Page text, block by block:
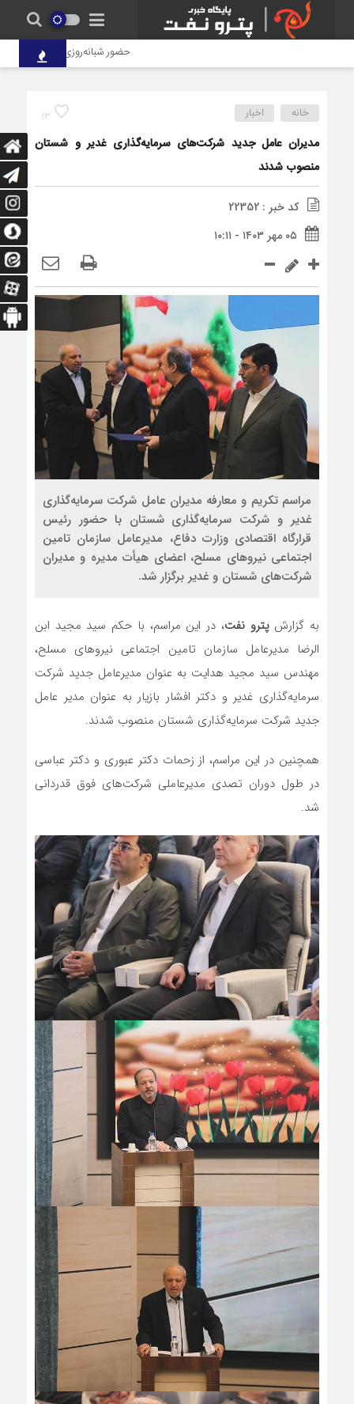
حضور شبانه‌روزی کارکنان
13 خانه اخبار
مدیران عامل جدید شرکت‌های سرمایه‌گذاری غدیر و شستان
منصوب شدند
کد خبر : 22352
۰۵ مهر ۱۴۰۳ - ۱۰:۱۱
مراسم تکریم و معارفه مدیران عامل شرکت سرمایه‌گذاری
غدیر و شرکت سرمایه‌گذاری شستان با حضور رئیس
قرارگاه اقتصادی وزارت دفاع، مدیرعامل سازمان تامین
اجتماعی نیروهای مسلح، اعضای هیأت مدیره و مدیران
شرکت‌های شستان و غدیر برگزار شد.
به گزارشپترو نفت، در این مراسم، با حکم سید مجید ابن
الرضا مدیرعامل سازمان تامین اجتماعی نیروهای مسلح،
مهندس سید مجید هدایت به عنوان مدیرعامل جدید شرکت
سرمایه‌گذاری غدیر و دکتر افشار بازیار به عنوان مدیر عامل
جدید شرکت سرمایه‌گذاری شستان منصوب شدند.
همچنین در این مراسم، از زحمات دکتر عبوری و دکتر عباسی
در طول دوران تصدی مدیرعاملی شرکت‌های فوق قدردانی
شد.